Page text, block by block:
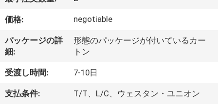
達
つ
い
て
価格: negotiable
パッケージの詳
細:
形態のパッケージが付いているカー
トン
受渡し時間: 7-10日
支払条件: T/T、L/C、ウェスタン・ユニオン